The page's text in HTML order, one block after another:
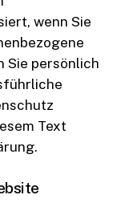
wenn Sie
Sie persönlich
Text